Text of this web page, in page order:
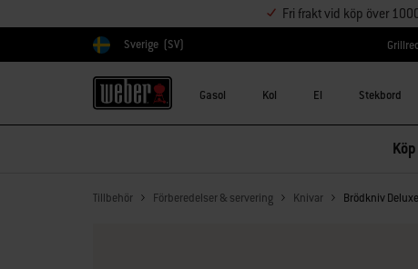
Fri frakt vid köp över
Välj land
Sverige (SV)
Gasol Kol El Stekbord
Tillbehör Förberedelser & servering Knivar Brödkniv Deluxe